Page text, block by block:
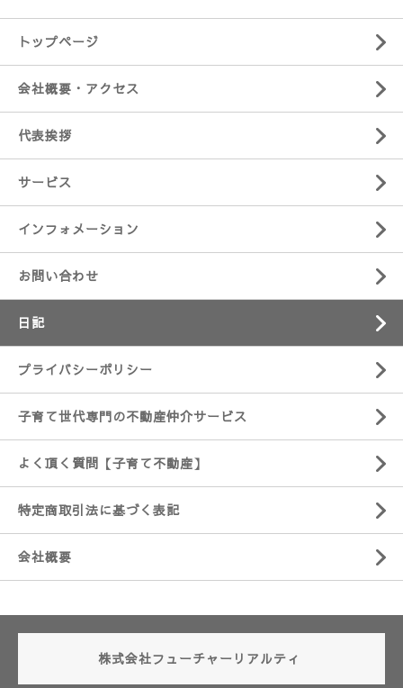
トップページ
会社概要・アクセス
代表挨拶
サービス
インフォメーション
お問い合わせ
日記
プライバシーポリシー
子育て世代専門の不動産仲介サービス
よく頂く質問【子育て不動産】
特定商取引法に基づく表記
会社概要
株式会社フューチャーリアルティ